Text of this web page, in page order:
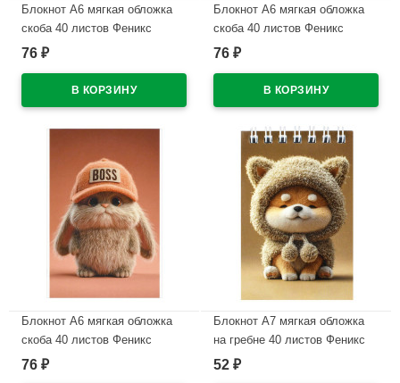
Блокнот А6 мягкая обложка
скоба 40 листов Феникс
Кошачьи лапки глянцевая
76 ₽
Блокнот А6 мягкая обложка
скоба 40 листов Феникс
Хитрый котик глянцевая
76 ₽
Блокнот А6 мягкая обложка
скоба 40 листов Феникс
Зайка-босс глянцевая
76 ₽
Блокнот А7 мягкая обложка
на гребне 40 листов Феникс
Собачка в шапочке УФ-лак
52 ₽